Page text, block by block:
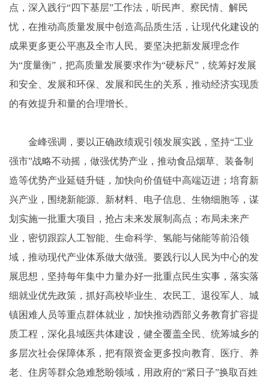
点，深入践行“四下基层”工作法，听民声、察民情、解民
忧，在推动高质量发展中创造高品质生活，让现代化建设的
成果更多更公平惠及全市人民。要坚决把新发展理念作
为“度量衡”，把高质量发展要求作为“硬标尺”，统筹好发展
和安全、发展和环保、发展和民生的关系，推动经济实现质
的有效提升和量的合理增长。
金峰强调，要以正确政绩观引领发展实践，坚持“工业
强市”战略不动摇，做强优势产业，推动食品烟草、装备制
造等优势产业延链升链，加快向价值链中高端迈进；培育新
兴产业，围绕新能源、新材料、电子信息、生物细胞等，谋
划实施一批重大项目，抢占未来发展制高点；布局未来产
业，密切跟踪人工智能、生命科学、氢能与储能等前沿领
域，推动现代产业体系做大做强。要践行以人民为中心的发
展思想，坚持每年集中力量办好一批重点民生实事，落实落
细就业优先政策，抓好高校毕业生、农民工、退役军人、城
镇困难人员等重点群体就业，加快推动西部义务教育扩容提
质工程，深化县域医共体建设，健全覆盖全民、统筹城乡的
多层次社会保障体系，把有限资金更多投向教育、医疗、养
老、住房等群众急难愁盼领域，用政府的“紧日子”换取百姓